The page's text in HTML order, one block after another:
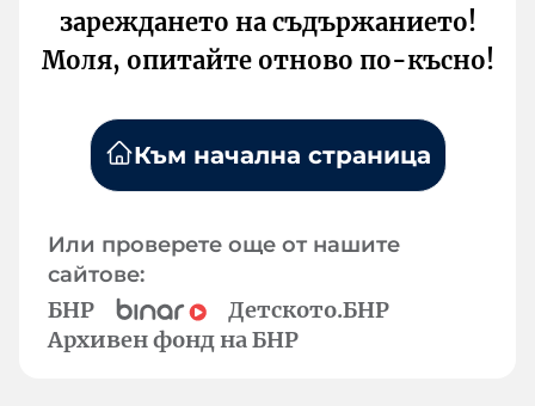
зареждането на съдържанието!
Моля, опитайте отново по-късно!
Към начална страница
Или проверете още от нашите
сайтове:
БНР
Детското.БНР
Архивен фонд на БНР